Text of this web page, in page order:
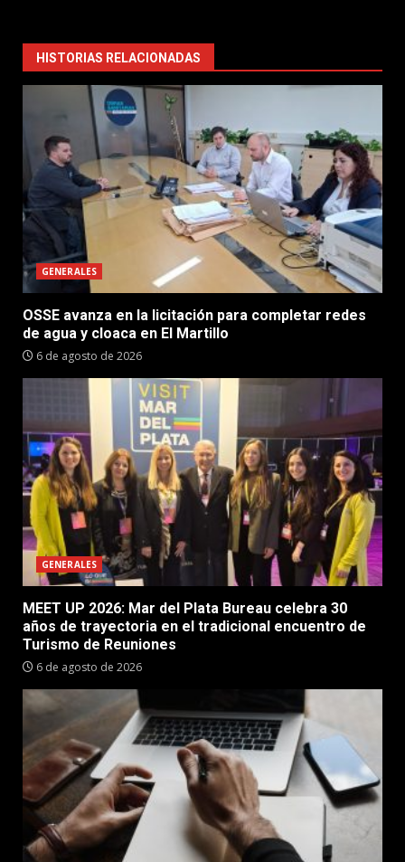
HISTORIAS RELACIONADAS
GENERALES
OSSE avanza en la licitación para completar redes
de agua y cloaca en El Martillo
6 de agosto de 2026
GENERALES
MEET UP 2026: Mar del Plata Bureau celebra 30
años de trayectoria en el tradicional encuentro de
Turismo de Reuniones
6 de agosto de 2026